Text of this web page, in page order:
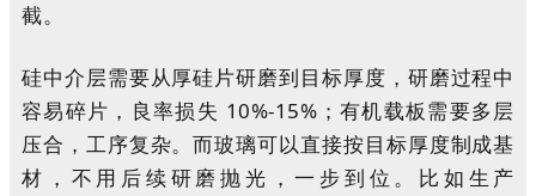
截。
硅中介层需要从厚硅片研磨到目标厚度，研磨过程中
容易碎片，良率损失 10%-15%；有机载板需要多层
压合，工序复杂。而玻璃可以直接按目标厚度制成基
材，不用后续研磨抛光，一步到位。比如生产